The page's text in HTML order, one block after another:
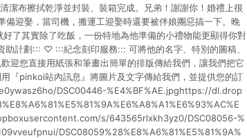
布擦拭乾淨並封裝、裝箱完成。兄弟！謝謝你！婚禮上很
迎娶，當司機，搬運工迎娶時還要被伴娘團惡搞一下。晚
了其實除了吃飯，一份特地為他準備的小禮物能更顯得你對
計劃::: ♡ :::紀念刻印服務::: 可將他的名字、特別的圖稿、
迎您直接用紙張和筆畫出簡單的排版傳給我們，讓我們把它
『pinkoi站內訊息』將圖片及文字傳給我們，並提供您的訂
DSC00446-%E4%BF%AE.jpghttps://dl.drop
s/643565rlxkh3yz0/DSC08056-%
DSC08059%28%E8%A6%81%E5%81%9A%